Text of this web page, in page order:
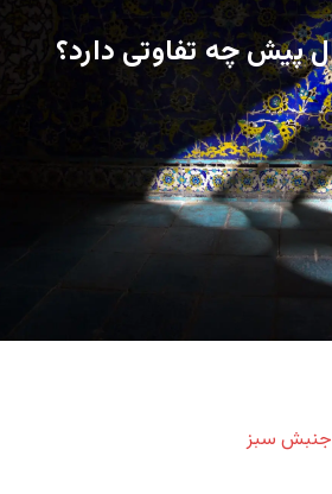
جنبش سبز